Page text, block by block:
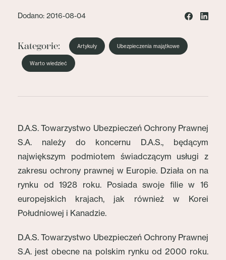
Dodano: 2016-08-04
Kategorie: Artykuły Ubezpieczenia majątkowe
Warto wiedzieć
D.A.S. Towarzystwo Ubezpieczeń Ochrony Prawnej
S.A. należy do koncernu D.A.S., będącym
największym podmiotem świadczącym usługi z
zakresu ochrony prawnej w Europie. Działa on na
rynku od 1928 roku. Posiada swoje filie w 16
europejskich krajach, jak również w Korei
Południowej i Kanadzie.
D.A.S. Towarzystwo Ubezpieczeń Ochrony Prawnej
S.A. jest obecne na polskim rynku od 2000 roku.